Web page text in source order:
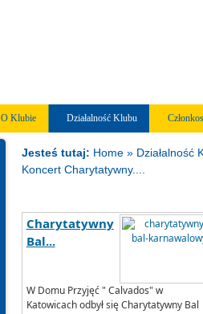
O Klubie Działalność Klubu
Jesteś tutaj: Home» Działalność
Koncert Charytatywny....
Charytatywny
Bal...
W Domu Przyjęć " Calvados" w
Katowicach odbył się Charytatywny Bal